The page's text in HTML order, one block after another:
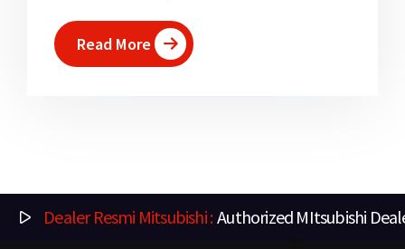
Read More
Dealer Resmi Mitsubishi : Authorized MItsubishi